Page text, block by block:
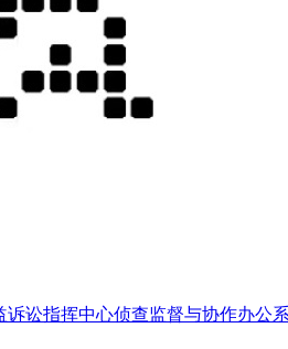
诉讼指挥中心侦查监督与协作办公